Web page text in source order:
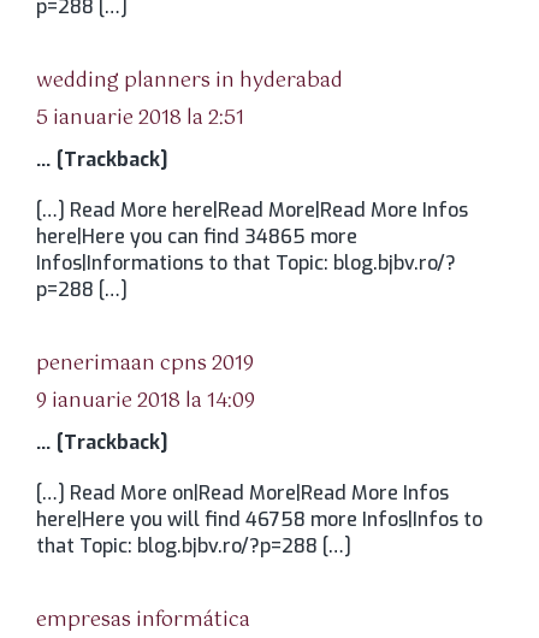
p=288 […]
wedding planners in hyderabad
5 ianuarie 2018 la 2:51
… [Trackback]
[…] Read More here|Read More|Read More Infos
here|Here you can find 34865 more
Infos|Informations to that Topic: blog.bjbv.ro/?
p=288 […]
penerimaan cpns 2019
9 ianuarie 2018 la 14:09
… [Trackback]
[…] Read More on|Read More|Read More Infos
here|Here you will find 46758 more Infos|Infos to
that Topic: blog.bjbv.ro/?p=288 […]
empresas informática